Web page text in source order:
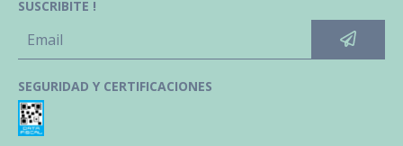
SUSCRIBITE !
SEGURIDAD Y CERTIFICACIONES